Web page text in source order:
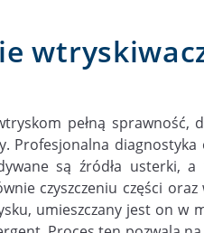
pełną sprawność,
Profesjonalna
są źródła usterki,
czyszczeniu części
umieszczany jest on w